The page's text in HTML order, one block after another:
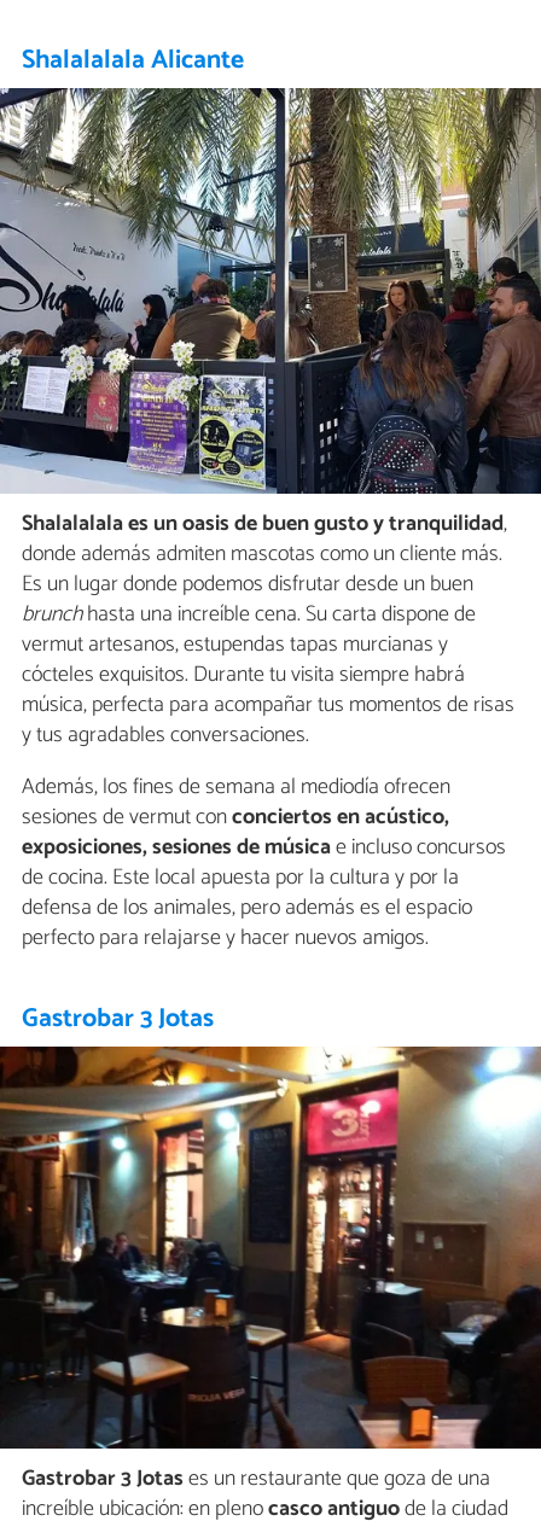
Shalalalala Alicante
Shalalalala es un oasis de buen gusto y tranquilidad,
donde además admiten mascotas como un cliente más.
Es un lugar donde podemos disfrutar desde un buen
brunchhasta una increíble cena. Su carta dispone de
vermut artesanos, estupendas tapas murcianas y
cócteles exquisitos. Durante tu visita siempre habrá
música, perfecta para acompañar tus momentos de risas
y tus agradables conversaciones.
Además, los fines de semana al mediodía ofrecen
sesiones de vermut conconciertos en acústico,
exposiciones, sesiones de músicae incluso concursos
de cocina. Este local apuesta por la cultura y por la
defensa de los animales, pero además es el espacio
perfecto para relajarse y hacer nuevos amigos.
Gastrobar 3 Jotas
Gastrobar 3 Jotases un restaurante que goza de una
increíble ubicación: en plenocasco antiguode la ciudad